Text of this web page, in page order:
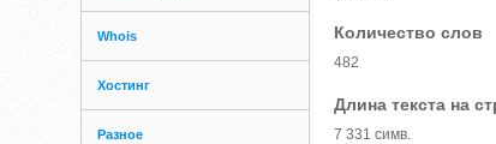
Whois
Хостинг
Разное
Количество слов
482
Длина текста на
7 331 симв.